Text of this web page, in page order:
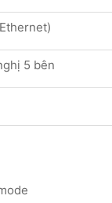
5 bên